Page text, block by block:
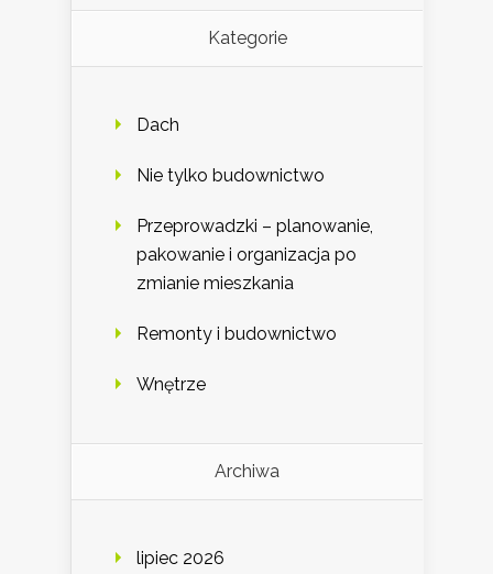
Kategorie
Dach
Nie tylko budownictwo
Przeprowadzki – planowanie,
pakowanie i organizacja po
zmianie mieszkania
Remonty i budownictwo
Wnętrze
Archiwa
lipiec 2026